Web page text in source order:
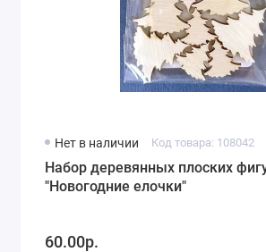
Нет в наличии Код товара: 108042
Набор деревянных плоских
"Новогодние елочки"
60.00р.